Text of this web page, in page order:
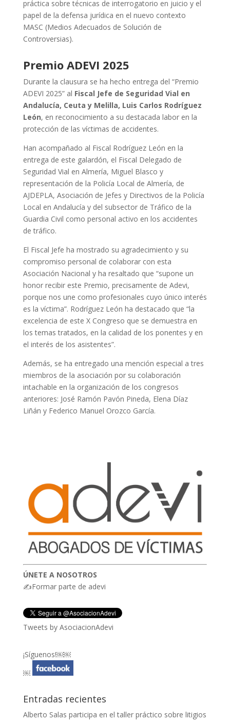
práctica sobre técnicas de interrogatorio en juicio y el
papel de la defensa jurídica en el nuevo contexto
MASC (Medios Adecuados de Solución de
Controversias).
Premio ADEVI 2025
Durante la clausura se ha hecho entrega del “Premio
ADEVI 2025” al Fiscal Jefe de Seguridad Vial en
Andalucía, Ceuta y Melilla, Luis Carlos Rodríguez
León, en reconocimiento a su destacada labor en la
protección de las víctimas de accidentes.
Han acompañado al Fiscal Rodríguez León en la
entrega de este galardón, el Fiscal Delegado de
Seguridad Vial en Almería, Miguel Blasco y
representación de la Policía Local de Almería, de
AJDEPLA, Asociación de Jefes y Directivos de la Policía
Local en Andalucía y del subsector de Tráfico de la
Guardia Civil como personal activo en los accidentes
de tráfico.
El Fiscal Jefe ha mostrado su agradecimiento y su
compromiso personal de colaborar con esta
Asociación Nacional y ha resaltado que “supone un
honor recibir este Premio, precisamente de Adevi,
porque nos une como profesionales cuyo único interés
es la víctima”. Rodríguez León ha destacado que “la
excelencia de este X Congreso que se demuestra en
los temas tratados, en la calidad de los ponentes y en
el interés de los asistentes”.
Además, se ha entregado una mención especial a tres
miembros de la asociación por su colaboración
intachable en la organización de los congresos
anteriores: José Ramón Pavón Pineda, Elena Díaz
Liñán y Federico Manuel Orozco García.
ÚNETE A NOSOTROS
✍Formar parte de adevi
Tweets by AsociacionAdevi
¡Síguenos!￼￼
￼
Entradas recientes
Alberto Salas participa en el taller práctico sobre litigios